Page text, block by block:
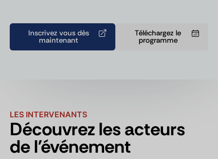
Inscrivez vous dès
maintenant
Téléchargez le
programme
LES INTERVENANTS
Découvrez les acteurs
de l'événement